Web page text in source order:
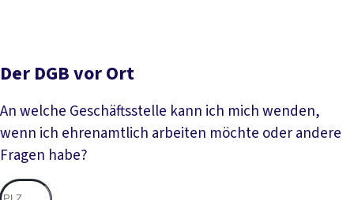
Der DGB vor Ort
An welche Geschäftsstelle kann ich mich wenden,
wenn ich ehrenamtlich arbeiten möchte oder andere
Fragen habe?